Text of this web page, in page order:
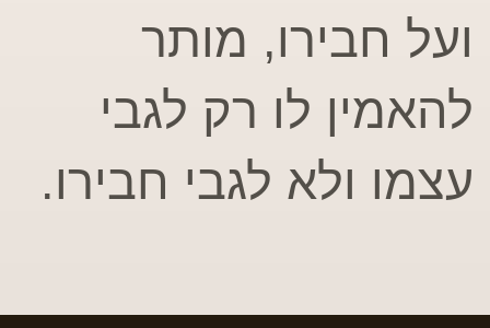
ועל חבירו, מותר
להאמין לו רק לגבי
עצמו ולא לגבי חבירו.